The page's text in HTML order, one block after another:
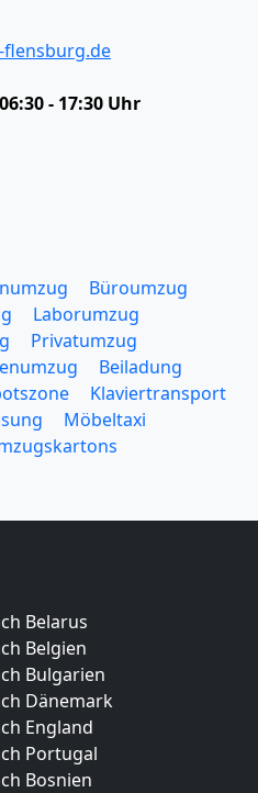
- 17:30 Uhr
Büroumzug
Laborumzug
Privatumzug
Beiladung
Klaviertransport
Möbeltaxi
Belarus
Belgien
Bulgarien
Dänemark
England
Portugal
Bosnien